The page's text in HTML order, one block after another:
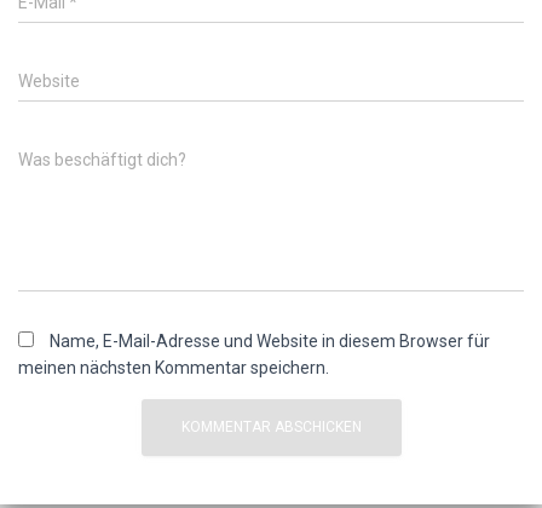
Website
Was beschäftigt dich?
Name, E-Mail-Adresse und Website in diesem Browser für
meinen nächsten Kommentar speichern.